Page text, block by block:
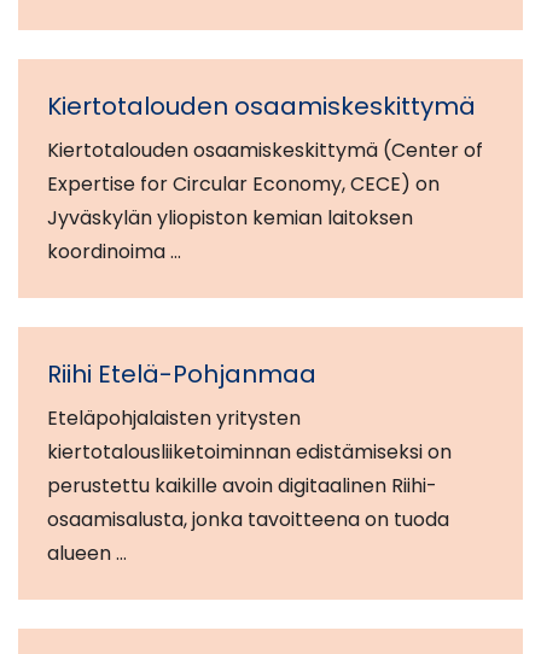
Kiertotalouden osaamiskeskittymä
Kiertotalouden osaamiskeskittymä (Center of
Expertise for Circular Economy, CECE) on
Jyväskylän yliopiston kemian laitoksen
koordinoima …
Riihi Etelä-Pohjanmaa
Eteläpohjalaisten yritysten
kiertotalousliiketoiminnan edistämiseksi on
perustettu kaikille avoin digitaalinen Riihi-
osaamisalusta, jonka tavoitteena on tuoda
alueen …